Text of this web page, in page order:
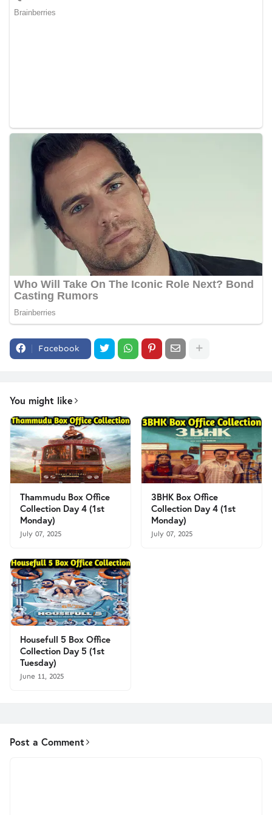
Facebook
You might like
Thammudu Box Office
Collection Day 4 (1st
Monday)
July 07, 2025
3BHK Box Office
Collection Day 4 (1st
Monday)
July 07, 2025
Housefull 5 Box Office
Collection Day 5 (1st
Tuesday)
June 11, 2025
Post a Comment